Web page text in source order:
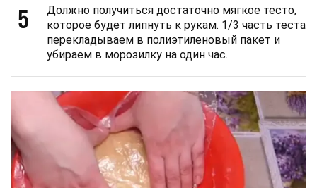
5
Должно получиться достаточно мягкое тесто,
которое будет липнуть к рукам. 1/3 часть теста
перекладываем в полиэтиленовый пакет и
убираем в морозилку на один час.